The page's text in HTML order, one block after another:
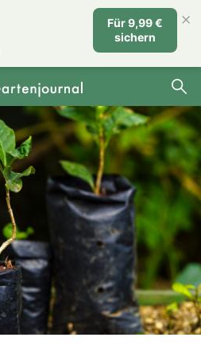
Für 9,99 €
sichern
×